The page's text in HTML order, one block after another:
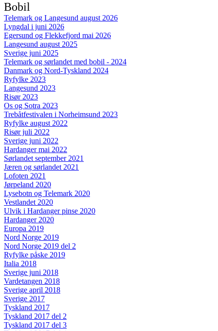
Bobil
Telemark og Langesund august 2026
Lyngdal i juni 2026
Egersund og Flekkefjord mai 2026
Langesund august 2025
Sverige juni 2025
Telemark og sørlandet med bobil - 2024
Danmark og Nord-Tyskland 2024
Ryfylke 2023
Langesund 2023
Risør 2023
Os og Sotra 2023
Trebåtfestivalen i Norheimsund 2023
Ryfylke august 2022
Risør juli 2022
Sverige juni 2022
Hardanger mai 2022
Sørlandet september 2021
Jæren og sørlandet 2021
Lofoten 2021
Jørpeland 2020
Lysebotn og Telemark 2020
Vestlandet 2020
Ulvik i Hardanger pinse 2020
Hardanger 2020
Europa 2019
Nord Norge 2019
Nord Norge 2019 del 2
Ryfylke påske 2019
Italia 2018
Sverige juni 2018
Vardetangen 2018
Sverige april 2018
Sverige 2017
Tyskland 2017
Tyskland 2017 del 2
Tyskland 2017 del 3